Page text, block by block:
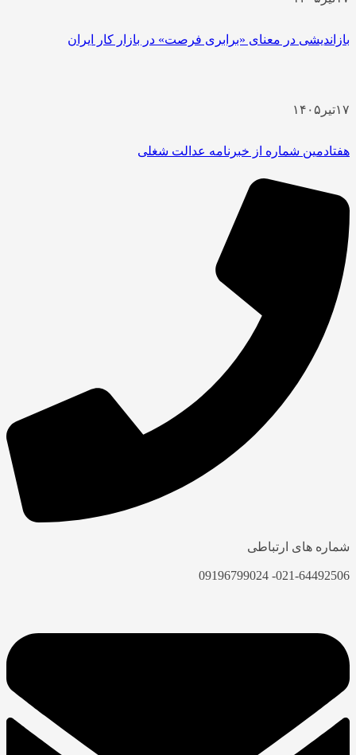
بازاندیشی در معنای «برابری فرصت» در بازار کار ایران
۱۷تیر ۱۴۰۵
هفتادمین شماره از خبرنامه عدالت شغلی
شماره های ارتباطی
021-64492506- 09196799024